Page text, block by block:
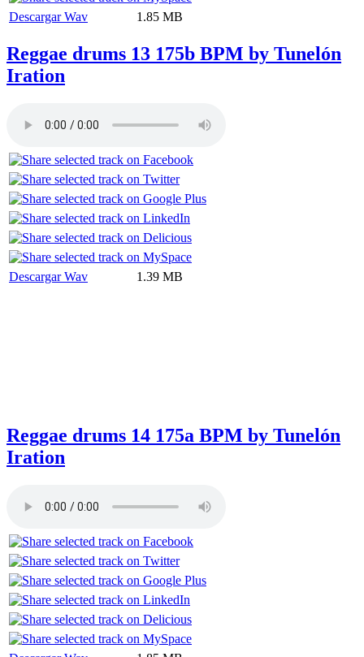
Descargar Wav 1.85 MB
Reggae drums 13 175b BPM by Tunelón
Iration
Descargar Wav 1.39 MB
Reggae drums 14 175a BPM by Tunelón
Iration